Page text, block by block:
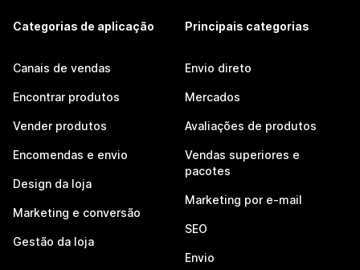
Categorias de aplicação
Canais de vendas
Encontrar produtos
Vender produtos
Encomendas e envio
Design da loja
Marketing e conversão
Gestão da loja
Principais categorias
Envio direto
Mercados
Avaliações de produtos
Vendas superiores e
pacotes
Marketing por e-mail
SEO
Envio